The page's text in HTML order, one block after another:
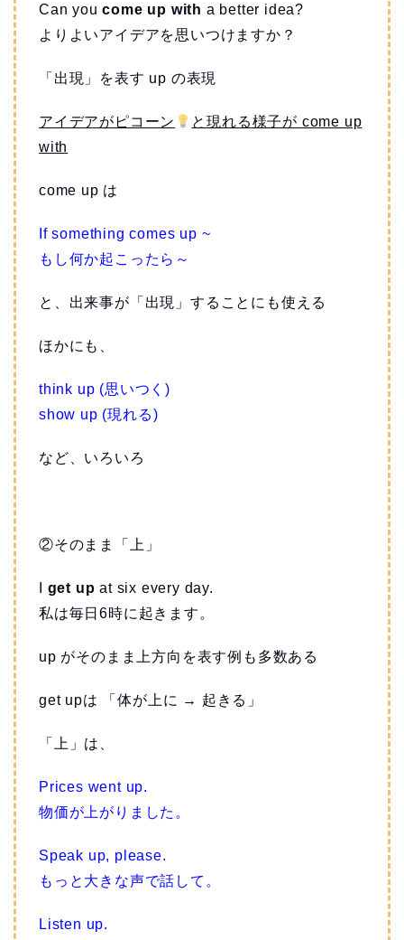
Can youcome up with a better idea?
よりよいアイデアを思いつけますか？
「出現」を表す up の表現
アイデアがピコーン
と現れる様子が come up
with
come up は
If something comes up ~
もし何か起こったら～
と、出来事が「出現」することにも使える
ほかにも、
think up (思いつく)
show up (現れる)
など、いろいろ
②そのまま「上」
get up at six every day.
私は毎日6時に起きます。
up がそのまま上方向を表す例も多数ある
get upは 「体が上に → 起きる」
「上」は、
Prices went up.
物価が上がりました。
Speak up, please.
もっと大きな声で話して。
Listen up.